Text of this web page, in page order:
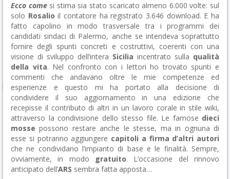
Ecco comesi stima sia stato scaricato almeno 6.000 volte: sul
solo Rosalio il contatore ha registrato 3.646 download. E ha
fatto capolino in modo trasversale tra i programmi dei
candidati sindaci di Palermo, anche se intendeva soprattutto
fornire degli spunti concreti e costruttivi, coerenti con una
visione di sviluppo dell’intera Sicilia incentrato sulla qualità
della vita. Nel confronto con i lettori ho trovato spunti e
commenti che andavano oltre le mie competenze ed
esperienze e questo mi ha portato alla decisione di
condividere il suo aggiornamento in una edizione che
recepisse il contributo di altri in un lavoro corale in stile wiki,
attraverso la condivisione dello stesso file. Le famose dieci
mosse possono restare anche le stesse, ma in ognuna di
esse si potranno aggiungere capitoli a firma d’altri autori
che ne condividano l’impianto di base e le finalità. Sempre,
ovviamente, in modo
gratuito. L’occasione del rinnovo
anticipato dell’ARS sembra fatta apposta…